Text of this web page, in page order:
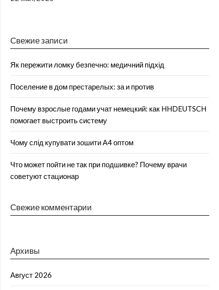
Свежие записи
Як пережити ломку безпечно: медичний підхід
Поселение в дом престарелых: за и против
Почему взрослые годами учат немецкий: как HHDEUTSCH
помогает выстроить систему
Чому слід купувати зошити А4 оптом
Что может пойти не так при подшивке? Почему врачи
советуют стационар
Свежие комментарии
Архивы
Август 2026